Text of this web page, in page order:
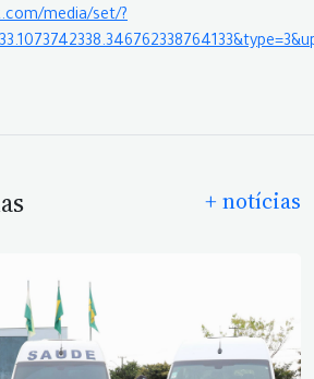
media/set/?
+ notícias